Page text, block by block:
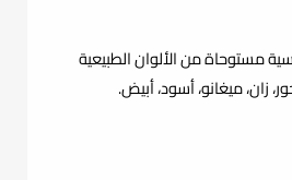
مستوحاة من الألوان الطبيعية
زان، ميغانو، أسود، أبيض.